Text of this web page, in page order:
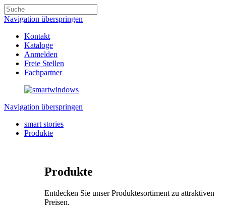
Navigation überspringen
Kontakt
Kataloge
Anmelden
Freie Stellen
Fachpartner
Navigation überspringen
smart stories
Produkte
Produkte
Entdecken Sie unser Produktesortiment zu attraktiven
Preisen.